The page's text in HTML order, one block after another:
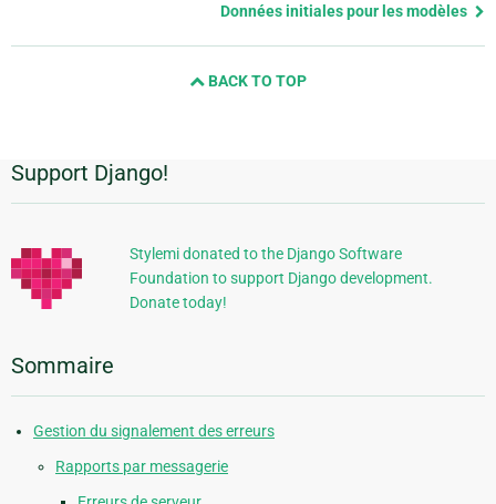
Données initiales pour les modèles
BACK TO TOP
Informations
supplémentaires
Support Django!
Stylemi donated to the Django Software
Foundation to support Django development.
Donate today!
Sommaire
Gestion du signalement des erreurs
Rapports par messagerie